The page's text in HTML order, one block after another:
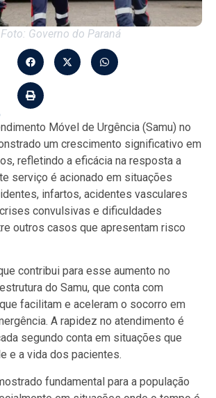
Foto: Governo do Paraná
Móvel de Urgência (Samu) no
um crescimento significativo em
refletindo a eficácia na resposta a
serviço é acionado em situações
infartos, acidentes vasculares
convulsivas e dificuldades
outros casos que apresentam risco
contribui para esse aumento no
do Samu, que conta com
facilitam e aceleram o socorro em
A rapidez no atendimento é
segundo conta em situações que
e a vida dos pacientes.
fundamental para a população